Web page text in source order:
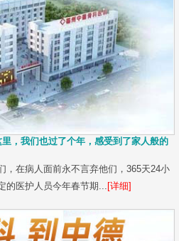
，我们也过了个年，感受到了家人般的
，在病人面前永不言弃他们，365天24小
的医护人员今年春节期... [详细]